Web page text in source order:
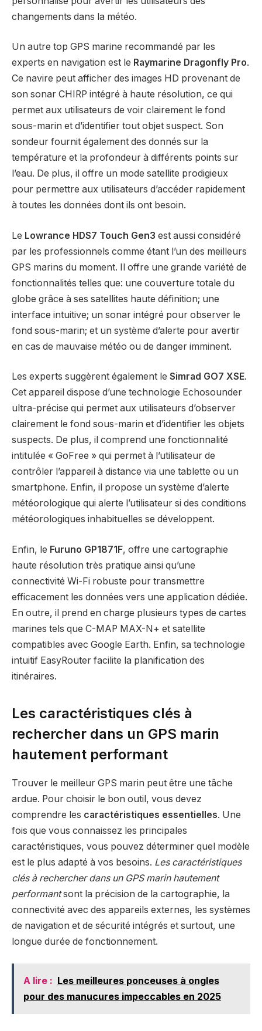
changements dans la météo.
Un autre top GPS marine recommandé par les
experts en navigation est le Raymarine Dragonfly Pro.
Ce navire peut afficher des images HD provenant de
son sonar CHIRP intégré à haute résolution, ce qui
permet aux utilisateurs de voir clairement le fond
sous-marin et d’identifier tout objet suspect. Son
sondeur fournit également des donnés sur la
température et la profondeur à différents points sur
l’eau. De plus, il offre un mode satellite prodigieux
pour permettre aux utilisateurs d’accéder rapidement
à toutes les données dont ils ont besoin.
Le Lowrance HDS7 Touch Gen3 est aussi considéré
par les professionnels comme étant l’un des meilleurs
GPS marins du moment. Il offre une grande variété de
fonctionnalités telles que: une couverture totale du
globe grâce à ses satellites haute définition; une
interface intuitive; un sonar intégré pour observer le
fond sous-marin; et un système d’alerte pour avertir
en cas de mauvaise météo ou de danger imminent.
Les experts suggèrent également le Simrad GO7 XSE.
Cet appareil dispose d’une technologie Echosounder
ultra-précise qui permet aux utilisateurs d’observer
clairement le fond sous-marin et d’identifier les objets
suspects. De plus, il comprend une fonctionnalité
intitulée « GoFree » qui permet à l’utilisateur de
contrôler l’appareil à distance via une tablette ou un
smartphone. Enfin, il propose un système d’alerte
météorologique qui alerte l’utilisateur si des conditions
météorologiques inhabituelles se développent.
Enfin, le Furuno GP1871F, offre une cartographie
haute résolution très pratique ainsi qu’une
connectivité Wi-Fi robuste pour transmettre
efficacement les données vers une application dédiée.
En outre, il prend en charge plusieurs types de cartes
marines tels que C-MAP MAX-N+ et satellite
compatibles avec Google Earth. Enfin, sa technologie
intuitif EasyRouter facilite la planification des
itinéraires.
Les caractéristiques clés à
rechercher dans un GPS marin
hautement performant
Trouver le meilleur GPS marin peut être une tâche
ardue. Pour choisir le bon outil, vous devez
comprendre les caractéristiques essentielles. Une
fois que vous connaissez les principales
caractéristiques, vous pouvez déterminer quel modèle
est le plus adapté à vos besoins. Les caractéristiques
clés à rechercher dans un GPS marin hautement
performantsont la précision de la cartographie, la
connectivité avec des appareils externes, les systèmes
de navigation et de sécurité intégrés et surtout, une
longue durée de fonctionnement.
A lire : Les meilleures ponceuses à ongles
pour des manucures impeccables en 2025